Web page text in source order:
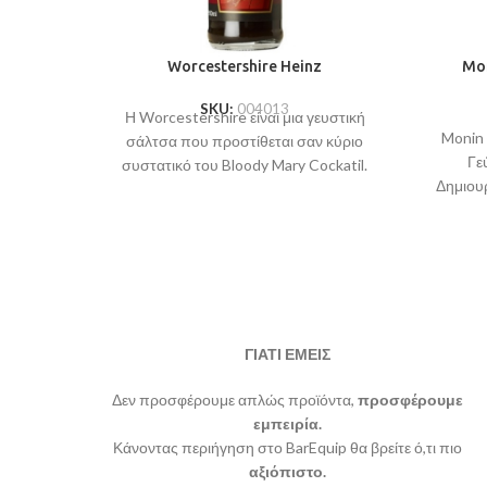
Worcestershire Heinz
SKU: 004013
Η Worcestershire είναι μια γευστική
σάλτσα που προστίθεται σαν κύριο
συστατικό του Bloody Mary Cockatil.
Monin
ΓΙΑΤΙ ΕΜΕΙΣ
Δεν προσφέρουμε απλώς προϊόντα,προσφέρουμε
εμπειρία.
Κάνοντας περιήγηση στο BarEquip θα βρείτε ό,τι πιο
αξιόπιστο.